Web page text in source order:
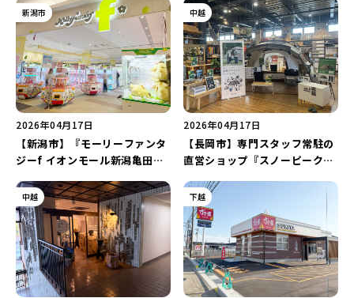
オープン！オープンセールは必
見♪
月24日にオープン！
新潟市
2026年04月17日
【新潟市】『モーリーファンタ
ジーf イオンモール新潟亀田イ
ーアルオープン♪5月7日から店
舗改装に伴い一時休業！
中越
2026年04月17日
【長岡市】専門スタッフ常駐の
直営ショップ『スノーピークス
にオープン！
中越 下越